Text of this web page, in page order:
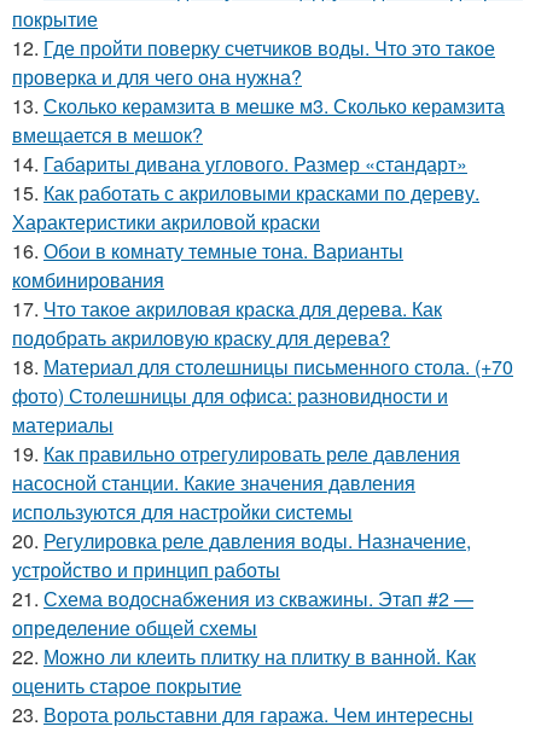
покрытие
12. Где пройти поверку счетчиков воды. Что это такое
проверка и для чего она нужна?
13. Сколько керамзита в мешке м3. Сколько керамзита
вмещается в мешок?
14. Габариты дивана углового. Размер «стандарт»
15. Как работать с акриловыми красками по дереву.
Характеристики акриловой краски
16. Обои в комнату темные тона. Варианты
комбинирования
17. Что такое акриловая краска для дерева. Как
подобрать акриловую краску для дерева?
18. Материал для столешницы письменного стола. (+70
фото) Столешницы для офиса: разновидности и
материалы
19. Как правильно отрегулировать реле давления
насосной станции. Какие значения давления
используются для настройки системы
20. Регулировка реле давления воды. Назначение,
устройство и принцип работы
21. Схема водоснабжения из скважины. Этап #2 —
определение общей схемы
22. Можно ли клеить плитку на плитку в ванной. Как
оценить старое покрытие
23. Ворота рольставни для гаража. Чем интересны